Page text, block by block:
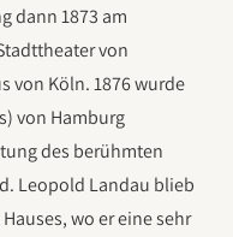
dann 1873 am
von
von Köln. 1876 wurde
von Hamburg
des berühmten
Leopold Landau blieb
wo er eine sehr